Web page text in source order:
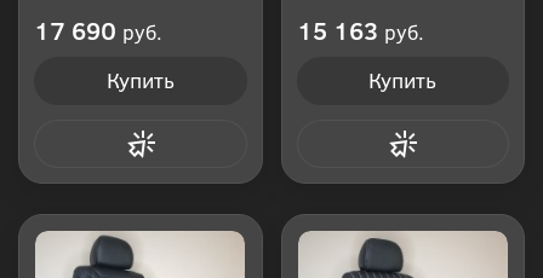
17 690 руб.
Купить
15 163 руб.
Купить